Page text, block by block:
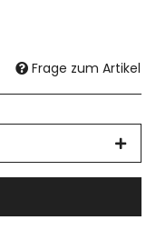
Frage zum Artikel